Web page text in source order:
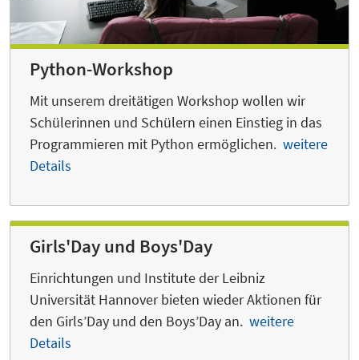
Python-Workshop
Mit unserem dreitätigen Workshop wollen wir
Schülerinnen und Schülern einen Einstieg in das
Programmieren mit Python ermöglichen. weitere
Details
Girls'Day und Boys'Day
Einrichtungen und Institute der Leibniz
Universität Hannover bieten wieder Aktionen für
den Girls’Day und den Boys’Day an. weitere
Details